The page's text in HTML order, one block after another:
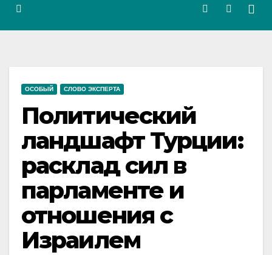
ОСОБЫЙ СЛОВО ЭКСПЕРТА
Политический
ландшафт Турции:
расклад сил в
парламенте и
отношения с
Израилем